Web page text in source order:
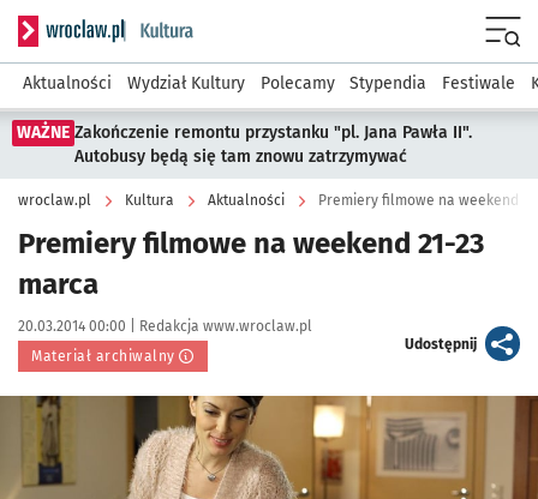
Serwis informacyjny wroclaw.pl podserwis: Kultura
Aktualności Wydział Kultury Polecamy Stypendia Festiwale
WAŻNE Zakończenie remontu przystanku "pl. Jana Pawła II".
Autobusy będą się tam znowu zatrzymywać
wroclaw.pl Kultura Aktualności Premiery filmowe na weekend
Premiery filmowe na weekend 21-23
marca
Data publikacji:
20.03.2014 00:00 | Autor:
Redakcja www.wroclaw.pl
Materiał archiwalny
Udostępnijartykuł
Kliknij, aby powiększyć